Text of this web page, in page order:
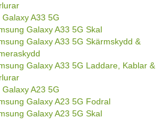
A33 5G
Galaxy A33 5G Skal
Galaxy A33 5G Skärmskydd &
Galaxy A33 5G Laddare, Kablar &
A23 5G
Galaxy A23 5G Fodral
Galaxy A23 5G Skal